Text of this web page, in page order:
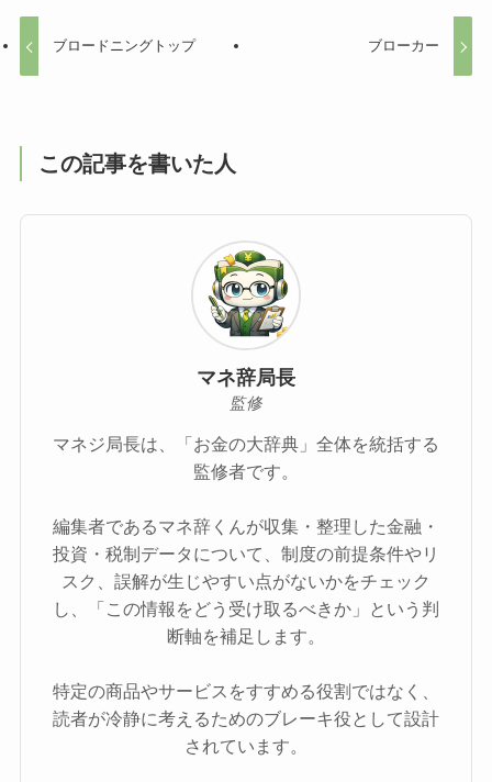
ブロードニングトップ ブローカー
この記事を書いた人
マネ辞局長
監修
マネジ局長は、「お金の大辞典」全体を統括する
監修者です。
編集者であるマネ辞くんが収集・整理した金融・
投資・税制データについて、制度の前提条件やリ
スク、誤解が生じやすい点がないかをチェック
し、「この情報をどう受け取るべきか」という判
断軸を補足します。
特定の商品やサービスをすすめる役割ではなく、
読者が冷静に考えるためのブレーキ役として設計
されています。